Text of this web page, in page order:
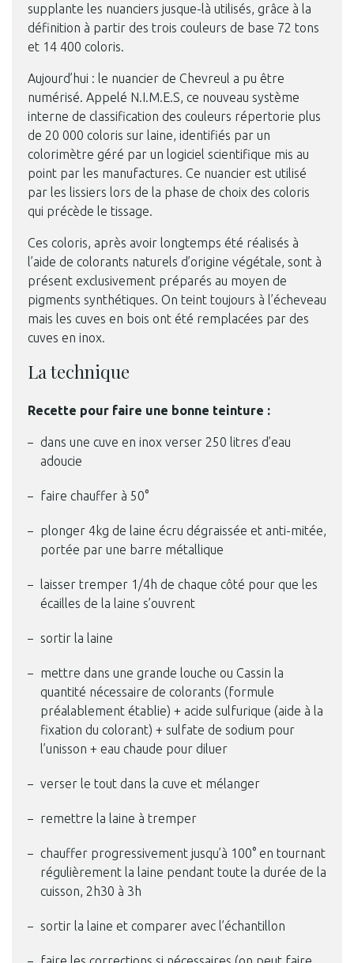
supplante les nuanciers jusque-là utilisés, grâce à la
définition à partir des trois couleurs de base 72 tons
et 14 400 coloris.
Aujourd’hui : le nuancier de Chevreul a pu être
numérisé. Appelé N.I.M.E.S, ce nouveau système
interne de classification des couleurs répertorie plus
de 20 000 coloris sur laine, identifiés par un
colorimètre géré par un logiciel scientifique mis au
point par les manufactures. Ce nuancier est utilisé
par les lissiers lors de la phase de choix des coloris
qui précède le tissage.
Ces coloris, après avoir longtemps été réalisés à
l’aide de colorants naturels d’origine végétale, sont à
présent exclusivement préparés au moyen de
pigments synthétiques. On teint toujours à l’écheveau
mais les cuves en bois ont été remplacées par des
cuves en inox.
La technique
Recette pour faire une bonne teinture :
dans une cuve en inox verser 250 litres d’eau
adoucie
faire chauffer à 50°
plonger 4kg de laine écru dégraissée et anti-mitée,
portée par une barre métallique
laisser tremper 1/4h de chaque côté pour que les
écailles de la laine s’ouvrent
sortir la laine
mettre dans une grande louche ou Cassin la
quantité nécessaire de colorants (formule
préalablement établie) + acide sulfurique (aide à la
fixation du colorant) + sulfate de sodium pour
l’unisson + eau chaude pour diluer
verser le tout dans la cuve et mélanger
remettre la laine à tremper
chauffer progressivement jusqu’à 100° en tournant
régulièrement la laine pendant toute la durée de la
cuisson, 2h30 à 3h
sortir la laine et comparer avec l’échantillon